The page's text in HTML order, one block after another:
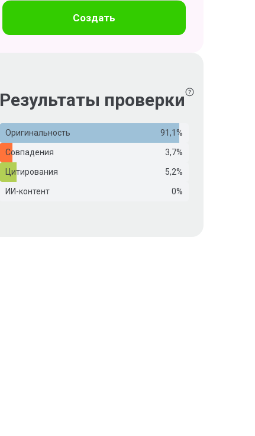
Создать
Результаты проверки
Оригинальность 91,1%
Совпадения 3,7%
Цитирования 5,2%
ИИ-контент 0%